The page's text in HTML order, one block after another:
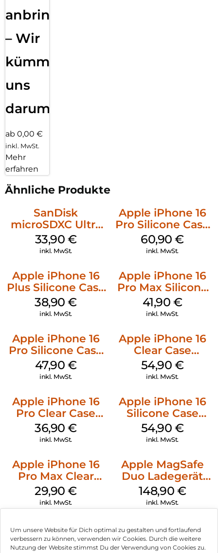
Um unsere Website für Dich optimal zu gestalten und fortlaufend
verbessern zu können, verwenden wir Cookies. Durch die weitere
Nutzung der Website stimmst Du der Verwendung von Cookies zu.
anbringen
– Wir
kümmern
uns
darum!
ab 0,00 €
inkl. MwSt.
Mehr
erfahren
Ähnliche Produkte
SanDisk
microSDXC Ultra
128 GB + Adapter
Mobile
33,90 €
inkl. MwSt.
Apple iPhone 16
Pro Silicone Case
MagSafe Stone
Gray
60,90€
inkl. MwSt.
Apple iPhone 16
Plus Silicone Case
MagSafe Denim
38,90€
inkl. MwSt.
Apple iPhone 16
Pro Max Silicone
Case MagSafe
Ultramarine
41,90 €
inkl. MwSt.
Apple iPhone 16
Pro Silicone Case
MagSafe Denim
47,90 €
inkl. MwSt.
Apple iPhone 16
Clear Case
MagSafe
Transparent
54,90 €
inkl. MwSt.
Apple iPhone 16
Pro Clear Case
MagSafe
Transparent
36,90€
inkl. MwSt.
Apple iPhone 16
Silicone Case
MagSafe Lake
Green
54,90 €
inkl. MwSt.
Apple iPhone 16
Pro Max Clear
Case MagSafe
Transparent
29,90€
inkl. MwSt.
Apple MagSafe
Duo Ladegerät
Weiß
148,90 €
inkl. MwSt.